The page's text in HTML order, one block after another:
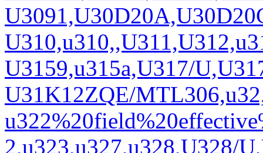
U3159,u315a,U317/
U31K12ZQE/
2,u323,u327,u328,U328/